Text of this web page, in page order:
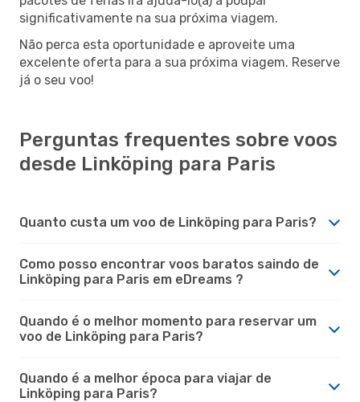
significativamente na sua próxima viagem.
Não perca esta oportunidade e aproveite uma
excelente oferta para a sua próxima viagem. Reserve
já o seu voo!
Perguntas frequentes sobre voos
desde Linköping para Paris
Quanto custa um voo de Linköping para Paris?
Como posso encontrar voos baratos saindo de
Linköping para Paris em eDreams ?
Quando é o melhor momento para reservar um
voo de Linköping para Paris?
Quando é a melhor época para viajar de
Linköping para Paris?